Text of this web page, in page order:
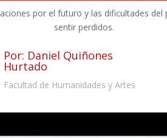
por el futuro y las dificultades del
sentir perdidos.
Por: Daniel Quiñones
Hurtado
Facultad de Humanidades y Artes